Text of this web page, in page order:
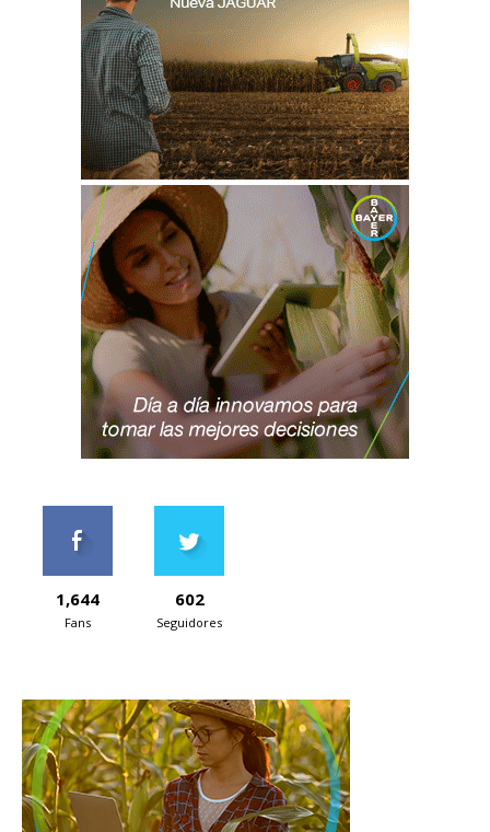
1,644
Fans
602
Seguidores